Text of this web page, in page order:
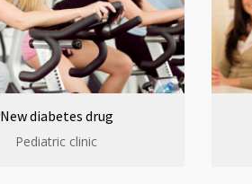
New diabetes drug
Pediatric clinic